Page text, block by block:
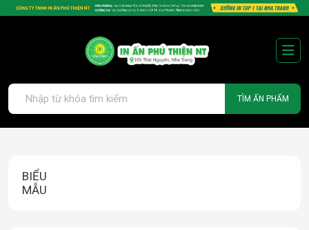
TÌM ẤN PHẨM
BIỂU
MẪU